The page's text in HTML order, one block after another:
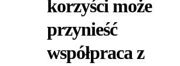
korzyści może
przynieść
współpraca z